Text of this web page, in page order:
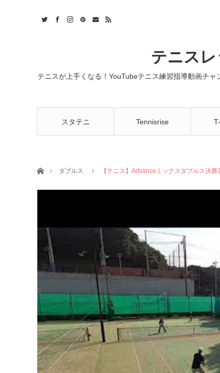
テニス
テニスが上手くなる！YouTubeテニス練習指導動画チ
スタテニ Tennisrise
ホームダブルス 【テニス】Advanceミックスダブルス決勝